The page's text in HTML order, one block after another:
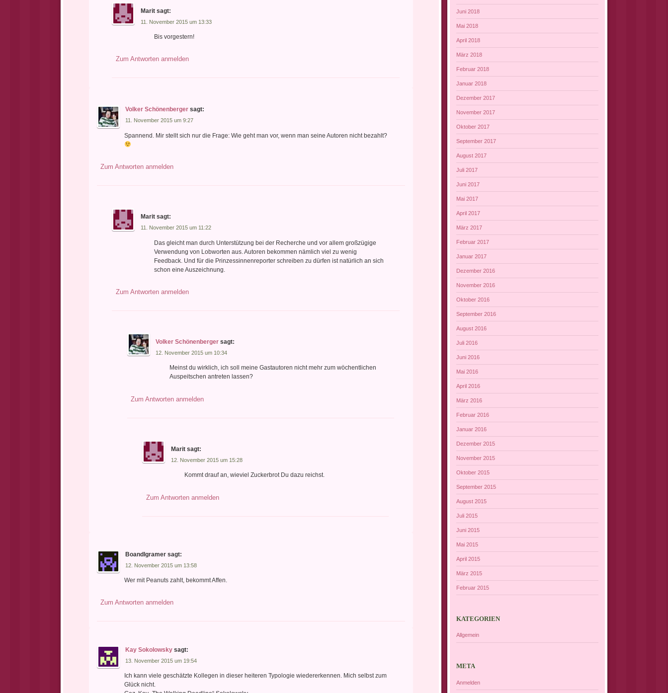
Marit sagt:
11. November 2015 um 13:33
Bis vorgestern!
Zum Antworten anmelden
Volker Schönenberger sagt:
11. November 2015 um 9:27
Spannend. Mir stellt sich nur die Frage: Wie geht man vor, wenn man seine Autoren nicht bezahlt?
Zum Antworten anmelden
Marit sagt:
11. November 2015 um 11:22
Das gleicht man durch Unterstützung bei der Recherche und vor allem großzügige
Verwendung von Lobworten aus. Autoren bekommen nämlich viel zu wenig
Feedback. Und für die Prinzessinnenreporter schreiben zu dürfen ist natürlich an sich
schon eine Auszeichnung.
Zum Antworten anmelden
Volker Schönenberger sagt:
12. November 2015 um 10:34
Meinst du wirklich, ich soll meine Gastautoren nicht mehr zum wöchentlichen
Auspeitschen antreten lassen?
Zum Antworten anmelden
Marit sagt:
12. November 2015 um 15:28
Kommt drauf an, wieviel Zuckerbrot Du dazu reichst.
Zum Antworten anmelden
Boandlgramer sagt:
12. November 2015 um 13:58
Wer mit Peanuts zahlt, bekommt Affen.
Zum Antworten anmelden
Kay Sokolowsky sagt:
13. November 2015 um 19:54
Ich kann viele geschätzte Kollegen in dieser heiteren Typologie wiedererkennen. Mich selbst zum
Glück nicht.
Juni 2018
Mai 2018
April 2018
März 2018
Februar 2018
Januar 2018
Dezember 2017
November 2017
Oktober 2017
September 2017
August 2017
Juli 2017
Juni 2017
Mai 2017
April 2017
März 2017
Februar 2017
Januar 2017
Dezember 2016
November 2016
Oktober 2016
September 2016
August 2016
Juli 2016
Juni 2016
Mai 2016
April 2016
März 2016
Februar 2016
Januar 2016
Dezember 2015
November 2015
Oktober 2015
September 2015
August 2015
Juli 2015
Juni 2015
Mai 2015
April 2015
März 2015
Februar 2015
KATEGORIEN
Allgemein
META
Anmelden